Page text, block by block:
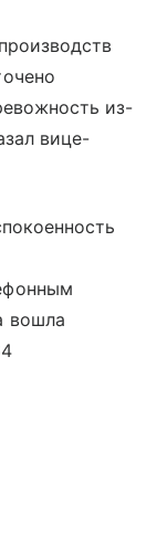
из-
вице-
вошла